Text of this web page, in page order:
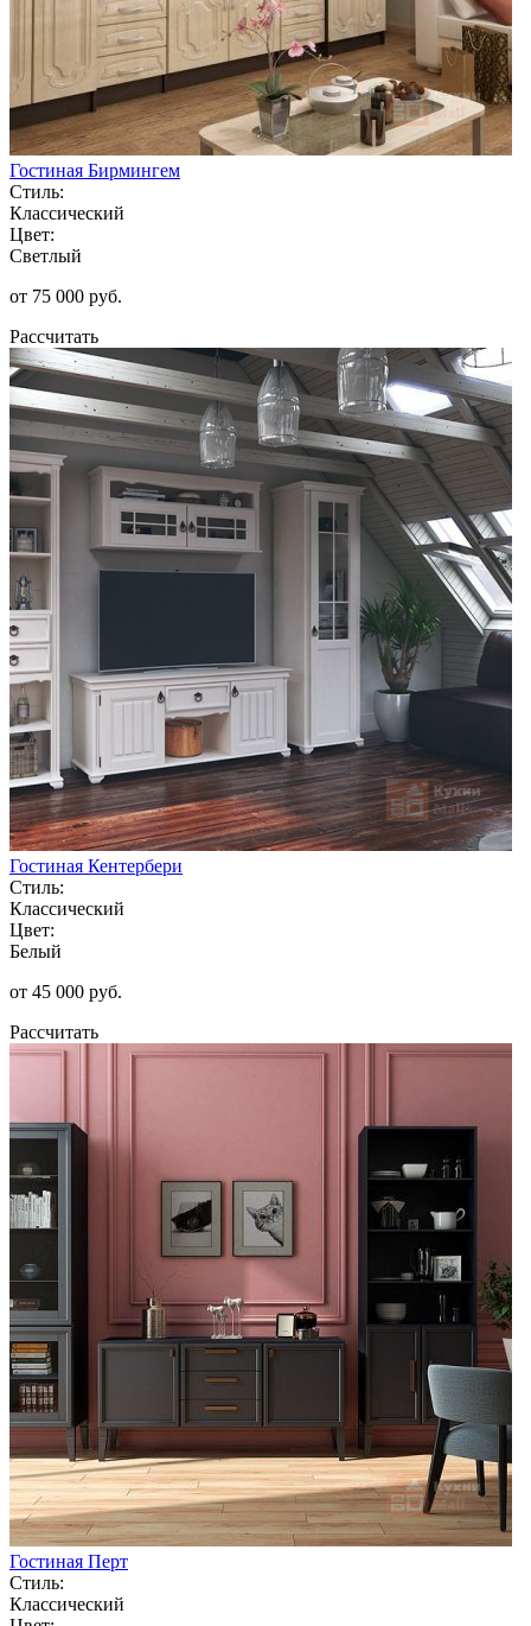
Гостиная Бирмингем
Стиль:
Классический
Цвет:
Светлый
от 75 000 руб.
Рассчитать
Гостиная Кентербери
Стиль:
Классический
Цвет:
Белый
от 45 000 руб.
Рассчитать
Гостиная Перт
Стиль:
Классический